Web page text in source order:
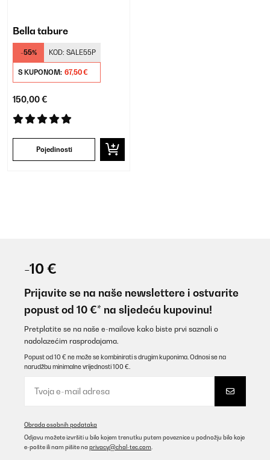
Bella tabure
-55% KOD: SALE55P
S KUPONOM: 67,50 €
150,00 €
Pojedinosti
-10 €
Prijavite se na naše newslettere i ostvarite
popust od 10 €* na sljedeću kupovinu!
Pretplatite se na naše e-mailove kako biste prvi saznali o
nadolazećim rasprodajama.
Popust od 10 € ne može se kombinirati s drugim kuponima. Odnosi se na
narudžbu minimalne vrijednosti 100 €.
Obrada osobnih podataka
Odjavu možete izvršiti u bilo kojem trenutku putem poveznice u podnožju bilo koje
e-pošte ili nam pišite na privacy@chal-tec.com